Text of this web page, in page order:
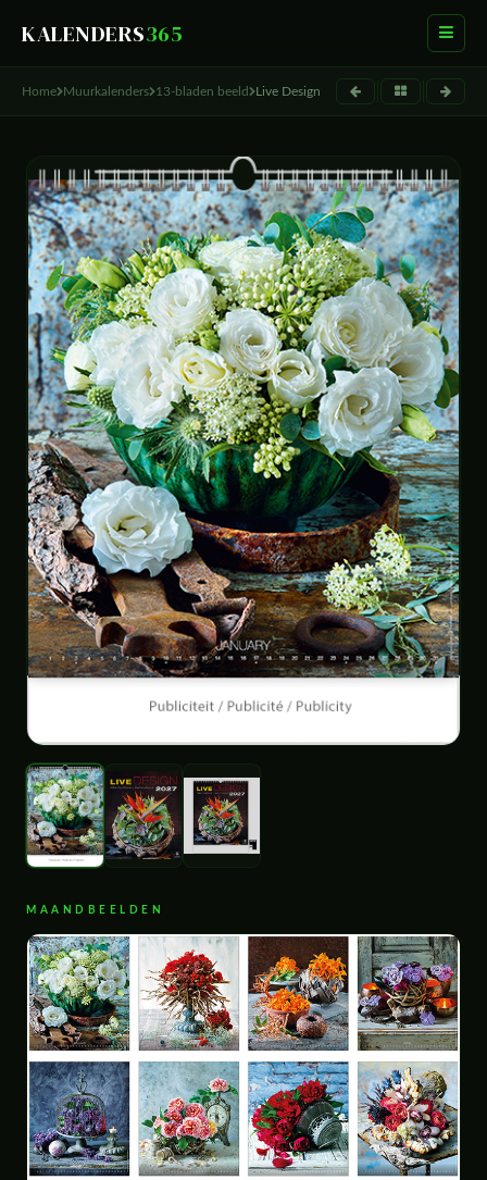
KALENDERS365
Home Muurkalenders 13-bladen beeld Live Design
MAANDBEELDEN